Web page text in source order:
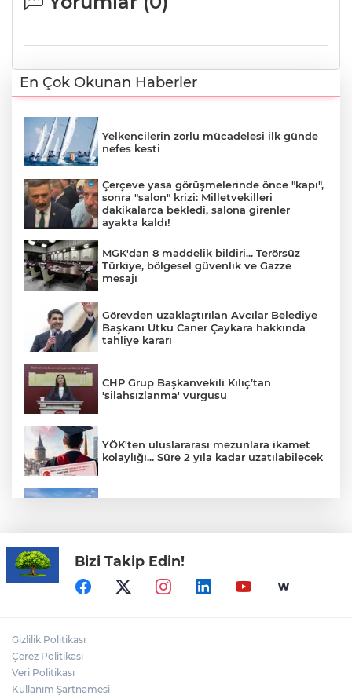
En Çok Okunan Haberler
Yelkencilerin zorlu mücadelesi ilk günde
nefes kesti
Çerçeve yasa görüşmelerinde önce "kapı",
sonra "salon" krizi: Milletvekilleri
dakikalarca bekledi, salona girenler
ayakta kaldı!
MGK'dan 8 maddelik bildiri... Terörsüz
Türkiye, bölgesel güvenlik ve Gazze
mesajı
Görevden uzaklaştırılan Avcılar Belediye
Başkanı Utku Caner Çaykara hakkında
tahliye kararı
CHP Grup Başkanvekili Kılıç’tan
'silahsızlanma' vurgusu
YÖK'ten uluslararası mezunlara ikamet
kolaylığı... Süre 2 yıla kadar uzatılabilecek
Yapay zekada onlarca uygulamanın
yerini tek asistan alabilir
ALİ BEKTAN yazdı: "ABD Türkiye’yi
Bizi Takip Edin!
Gizlilik Politikası
Çerez Politikası
Veri Politikası
Kullanım Şartnamesi